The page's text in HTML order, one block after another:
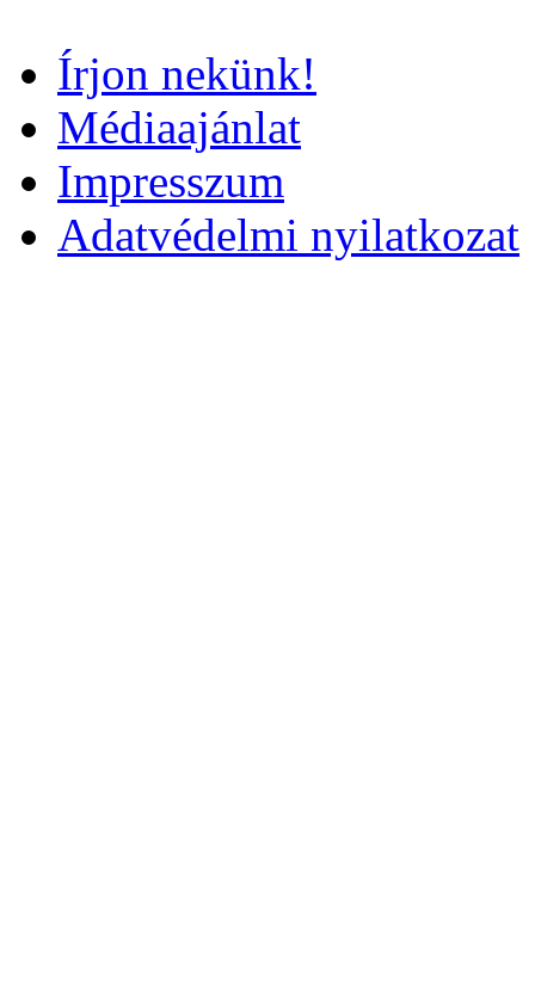
Írjon nekünk!
Médiaajánlat
Impresszum
Adatvédelmi nyilatkozat